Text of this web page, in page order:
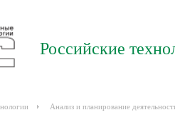
Российские
Анализ и планирование